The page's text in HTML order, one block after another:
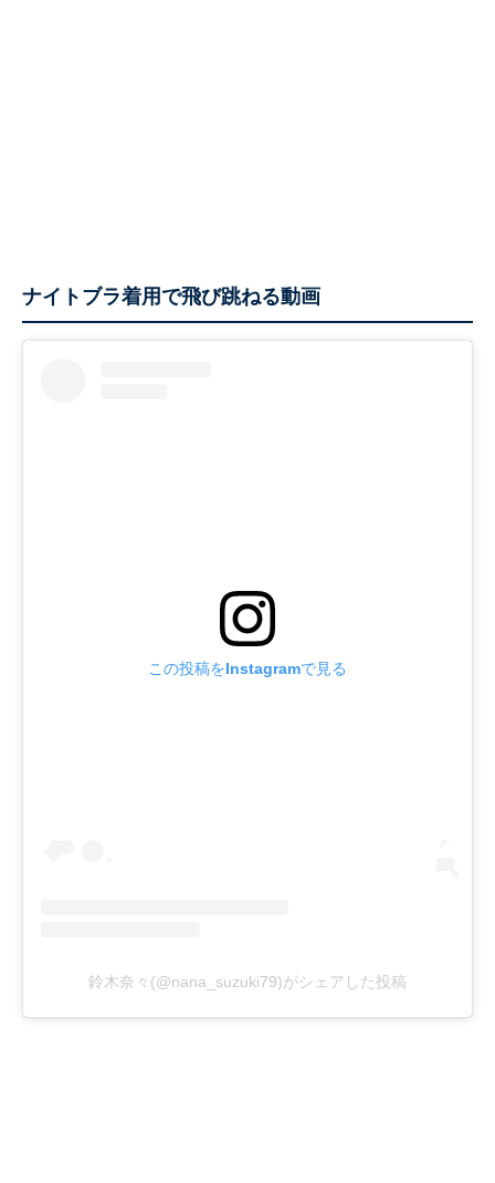
ナイトブラ着用で飛び跳ねる動画
この投稿をInstagramで見る
鈴木奈々(@nana_suzuki79)がシェアした投稿